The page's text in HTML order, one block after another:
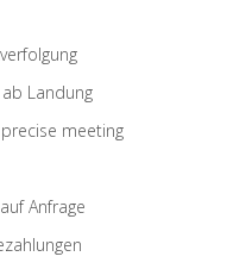
Landung
meeting
Anfrage